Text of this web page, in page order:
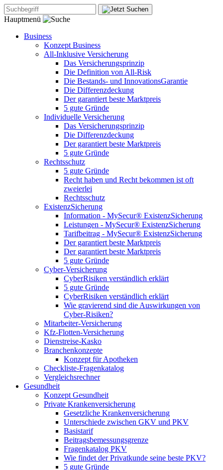
Hauptmenü
Business
Konzept Business
All-Inklusive Versicherung
Das Versicherungsprinzip
Die Definition von All-Risk
Die Bestands- und InnovationsGarantie
Die Differenzdeckung
Der garantiert beste Marktpreis
5 gute Gründe
Individuelle Versicherung
Das Versicherungsprinzip
Die Differenzdeckung
Der garantiert beste Marktpreis
5 gute Gründe
Rechtsschutz
5 gute Gründe
Recht haben und Recht bekommen ist oft
zweierlei
Rechtsschutz
ExistenzSicherung
Information - MySecur® ExistenzSicherung
Leistungen - MySecur® ExistenzSicherung
Tarifbeitrag - MySecur® ExistenzSicherung
Der garantiert beste Marktpreis
Der garantiert beste Marktpreis
5 gute Gründe
Cyber-Versicherung
CyberRisiken verständlich erklärt
5 gute Gründe
CyberRisiken verständlich erklärt
Wie gravierend sind die Auswirkungen von
Cyber-Risiken?
Mitarbeiter-Versicherung
Kfz-Flotten-Versicherung
Dienstreise-Kasko
Branchenkonzepte
Konzept für Apotheken
Checkliste-Fragenkatalog
Vergleichsrechner
Gesundheit
Konzept Gesundheit
Private Krankenversicherung
Gesetzliche Krankenversicherung
Unterschiede zwischen GKV und PKV
Basistarif
Beitragsbemessungsgrenze
Fragenkatalog PKV
Wie findet der Privatkunde seine beste PKV?
5 gute Gründe